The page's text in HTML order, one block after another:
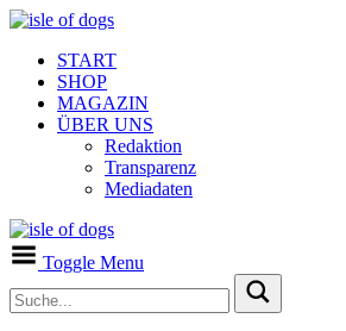
START
SHOP
MAGAZIN
ÜBER UNS
Redaktion
Transparenz
Mediadaten
Toggle Menu